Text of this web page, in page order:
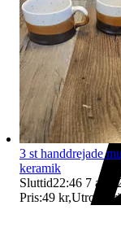
3 st handdrejade
keramik
Sluttid22:46 7 aug
Pris:49 kr,